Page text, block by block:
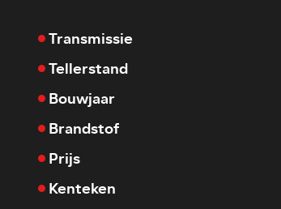
Transmissie
Tellerstand
Bouwjaar
Brandstof
Prijs
Kenteken